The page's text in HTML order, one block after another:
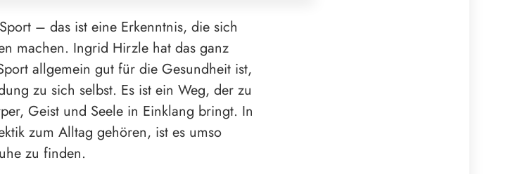
– das ist eine Erkenntnis, die sich
machen. Ingrid Hirzle hat das ganz
allgemein gut für die Gesundheit ist,
zu sich selbst. Es ist ein Weg, der zu
Geist und Seele in Einklang bringt. In
zum Alltag gehören, ist es umso
zu finden.